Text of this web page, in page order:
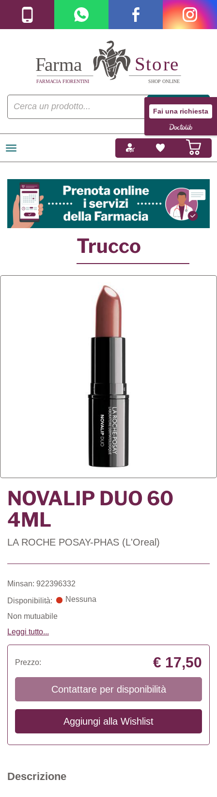
Fai una richiesta
Trucco
NOVALIP DUO 60
4ML
LA ROCHE POSAY-PHAS (L'Oreal)
Minsan: 922396332
Disponibilità: Nessuna
Non mutuabile
Leggi tutto...
Prezzo: € 17,50
Contattare per disponibilità
Aggiungi alla Wishlist
Descrizione